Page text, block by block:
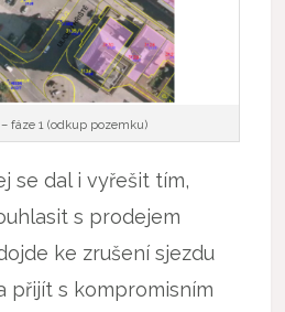
fáze 1 (odkup pozemku)
se dal i vyřešit tím,
s prodejem
ke zrušení sjezdu
přijít s kompromisním